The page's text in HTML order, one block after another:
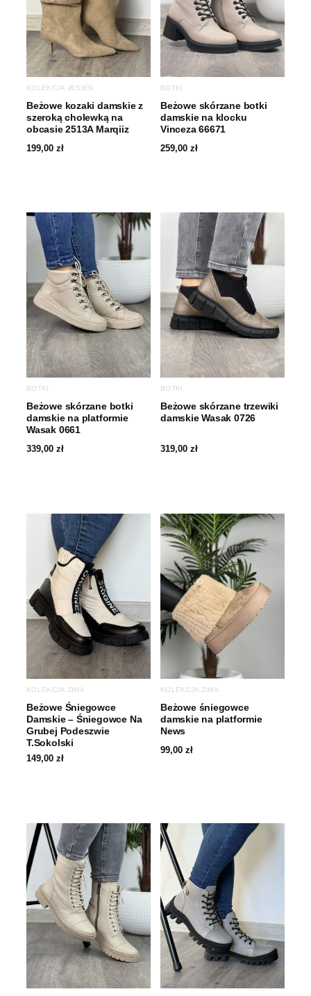
KOLEKCJA JESIEŃ
Beżowe kozaki damskie z
szeroką cholewką na
obcasie 2513A Marqiiz
199,00 zł
BOTKI
Beżowe skórzane botki
damskie na klocku
Vinceza 66671
259,00 zł
BOTKI
Beżowe skórzane botki
damskie na platformie
Wasak 0661
339,00 zł
BOTKI
Beżowe skórzane trzewiki
damskie Wasak 0726
319,00 zł
KOLEKCJA ZIMA
Beżowe Śniegowce
Damskie – Śniegowce Na
Grubej Podeszwie
T.Sokolski
149,00 zł
KOLEKCJA ZIMA
Beżowe śniegowce
damskie na platformie
News
99,00 zł